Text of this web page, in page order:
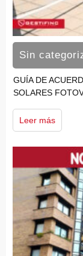
Sin
GUÍA DE
SOLARES
Leer más